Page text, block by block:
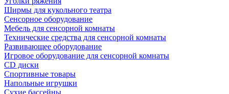
Ширмы для кукольного театра
Сенсорное оборудование
Мебель для сенсорной комнаты
Технические средства для сенсорной комнаты
Развивающее оборудование
Игровое оборудование для сенсорной комнаты
CD диски
Спортивные товары
Напольные игрушки
Сухие бассейны